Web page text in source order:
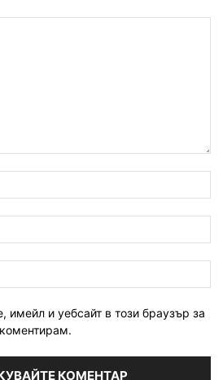
имейл и уебсайт в този браузър за